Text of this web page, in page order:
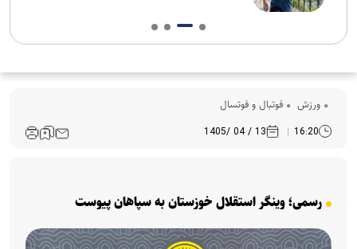
ورزش فوتبال و فوتسال
16:20
13 / 04 /1405
رسمی؛ وینگر استقلال خوزستان به سپاهان پیوست